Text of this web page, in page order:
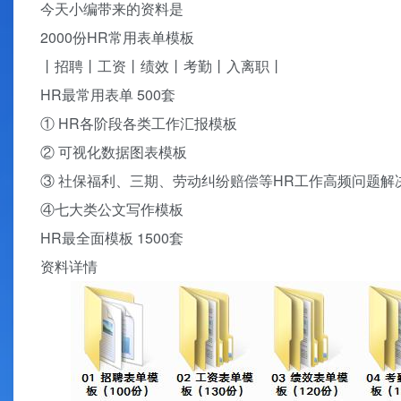
今天小编带来的资料是
2000份HR常用表单模板
丨招聘丨工资丨绩效丨考勤丨入离职丨
HR最常用表单 500套
① HR各阶段各类工作汇报模板
② 可视化数据图表模板
③ 社保福利、三期、劳动纠纷赔偿等HR工作高频问题解
④七大类公文写作模板
HR最全面模板 1500套
资料详情